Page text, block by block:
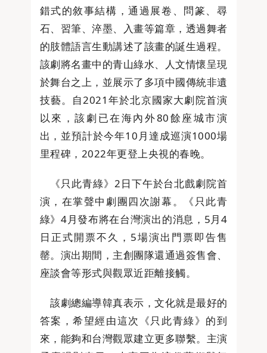
錯式的敘事結構，通過展卷、問篆、尋
石、習筆、淬墨、入畫等篇章，透過舞者
的肢體語言生動講述了該畫的誕生過程。
該劇將名畫中的青山綠水、人文情懷呈現
於舞台之上，並展示了多項中國傳統非遺
技藝。自2021年於北京國家大劇院首演
以來，該劇已在海內外80餘座城市演
出，並預計於今年10月達成巡演1000場
里程碑，2022年更登上央視的春晚。
《只此青綠》2日下午於台北戲劇院首
演，在掌聲中劇團四次謝幕。《只此青
綠》4月發布將在台灣演出的消息，5月4
日正式開票不久，5場演出門票即告售
罄。演出期間，主創團隊還通過簽售會、
座談會等形式與觀眾近距離接觸。
該劇總編導韓真表示，文化就是最好的
答案，希望經由這次《只此青綠》的到
來，能夠和台灣觀眾建立更多聯繫。主演